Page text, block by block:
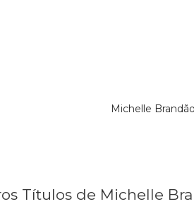
Michelle
Títulos de Michelle